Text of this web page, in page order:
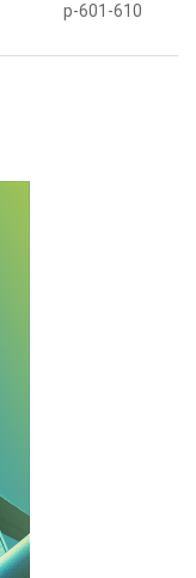
p-601-610